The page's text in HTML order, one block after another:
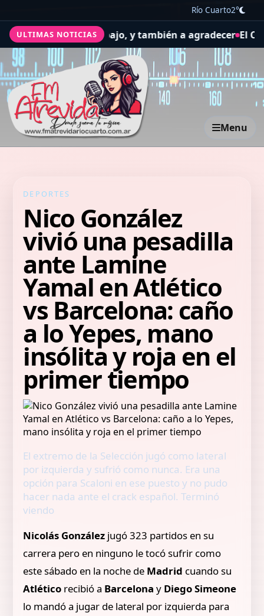
Río Cuarto2°
ULTIMAS NOTICIAS
salud y el trabajo, y también a agradecer El Concejo
Menu
DEPORTES
Nico González
vivió una pesadilla
ante Lamine
Yamal en Atlético
vs Barcelona: caño
a lo Yepes, mano
insólita y roja en el
primer tiempo
El extremo de la Selección jugó como lateral
por izquierda y sufrió como nunca. Era una
opción para Scaloni en ese puesto y no pudo
hacer nada ante el crack español. Terminó
viendo
Nicolás González jugó 323 partidos en su
carrera pero en ninguno le tocó sufrir como
este sábado en la noche de Madrid cuando su
Atlético recibió a Barcelonay Diego Simeone
lo mandó a jugar de lateral por izquierda para